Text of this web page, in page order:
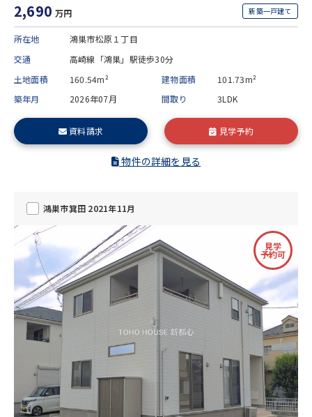
2,690 万円 新築一戸建て
所在地
鴻巣市松原１丁目
交通
高崎線「鴻巣」駅徒歩30分
土地面積
160.54m² 建物面積
101.73m²
築年月
2026年07月 間取り 3LDK
資料請求 見学予約
物件の詳細を見る
鴻巣市箕田 2021年11月
見学
予約可